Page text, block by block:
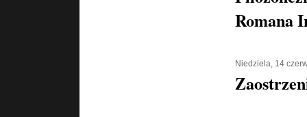
Romana
Niedziela, 14